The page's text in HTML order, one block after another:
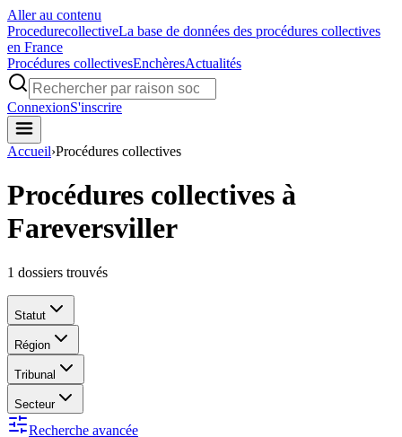
Aller au contenu
ProcedurecollectiveLa base de données des procédures collectives
en France
Procédures collectivesEnchèresActualités
ConnexionS'inscrire
Accueil›Procédures collectives
Procédures collectives à
Fareversviller
1 dossiers trouvés
Statut
Région
Tribunal
Secteur
Recherche avancée